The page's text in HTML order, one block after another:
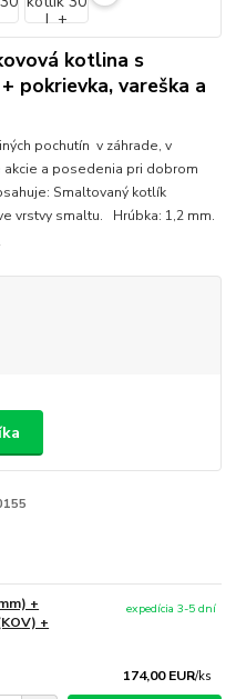
kotlina s
pokrievka, vareška a
pochutín v záhrade, v
a posedenia pri dobrom
Smaltovaný kotlík
vrstvy smaltu. Hrúbka: 1,2 mm.
+
+
174,00 EUR/ks
expedícia 3-5 dní